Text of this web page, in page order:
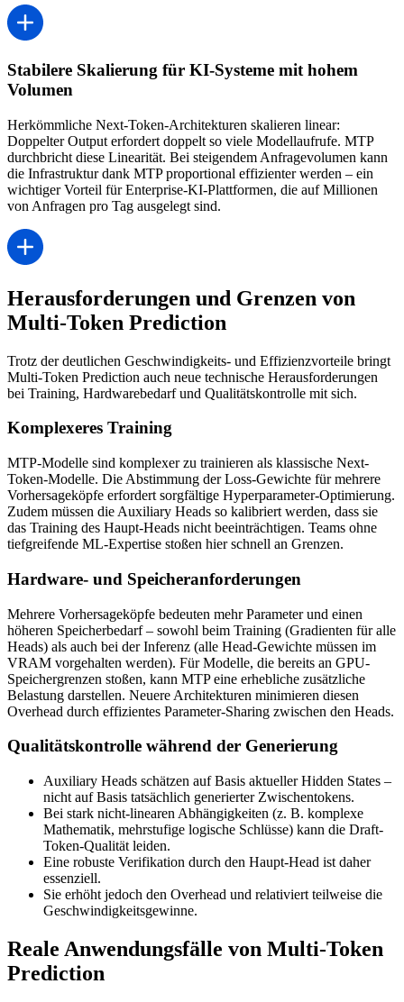
Stabilere Skalierung für KI-Systeme mit hohem
Volumen
Herkömmliche Next-Token-Architekturen skalieren linear:
Doppelter Output erfordert doppelt so viele Modellaufrufe. MTP
durchbricht diese Linearität. Bei steigendem Anfragevolumen kann
die Infrastruktur dank MTP proportional effizienter werden – ein
wichtiger Vorteil für Enterprise-KI-Plattformen, die auf Millionen
von Anfragen pro Tag ausgelegt sind.
Herausforderungen und Grenzen von
Multi-Token Prediction
Trotz der deutlichen Geschwindigkeits- und Effizienzvorteile bringt
Multi-Token Prediction auch neue technische Herausforderungen
bei Training, Hardwarebedarf und Qualitätskontrolle mit sich.
Komplexeres Training
MTP-Modelle sind komplexer zu trainieren als klassische Next-
Token-Modelle. Die Abstimmung der Loss-Gewichte für mehrere
Vorhersageköpfe erfordert sorgfältige Hyperparameter-Optimierung.
Zudem müssen die Auxiliary Heads so kalibriert werden, dass sie
das Training des Haupt-Heads nicht beeinträchtigen. Teams ohne
tiefgreifende ML-Expertise stoßen hier schnell an Grenzen.
Hardware- und Speicheranforderungen
Mehrere Vorhersageköpfe bedeuten mehr Parameter und einen
höheren Speicherbedarf – sowohl beim Training (Gradienten für alle
Heads) als auch bei der Inferenz (alle Head-Gewichte müssen im
VRAM vorgehalten werden). Für Modelle, die bereits an GPU-
Speichergrenzen stoßen, kann MTP eine erhebliche zusätzliche
Belastung darstellen. Neuere Architekturen minimieren diesen
Overhead durch effizientes Parameter-Sharing zwischen den Heads.
Qualitätskontrolle während der Generierung
Auxiliary Heads schätzen auf Basis aktueller Hidden States –
nicht auf Basis tatsächlich generierter Zwischentokens.
Bei stark nicht-linearen Abhängigkeiten (z. B. komplexe
Mathematik, mehrstufige logische Schlüsse) kann die Draft-
Token-Qualität leiden.
Eine robuste Verifikation durch den Haupt-Head ist daher
essenziell.
Sie erhöht jedoch den Overhead und relativiert teilweise die
Geschwindigkeitsgewinne.
Reale Anwendungsfälle von Multi-Token
Prediction